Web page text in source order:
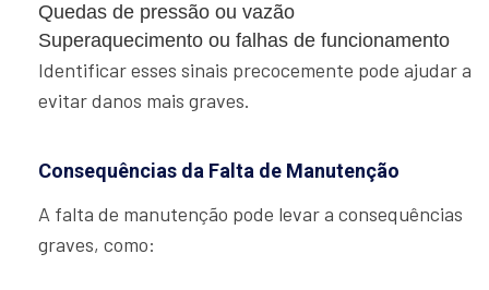
Quedas de pressão ou vazão
Superaquecimento ou falhas de funcionamento
Identificar esses sinais precocemente pode ajudar a
evitar danos mais graves.
Consequências da Falta de Manutenção
A falta de manutenção pode levar a consequências
graves, como: